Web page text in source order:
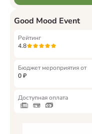
Good Mood Event
Рейтинг
4.8
Бюджет мероприятия от
0₽
Доступная оплата